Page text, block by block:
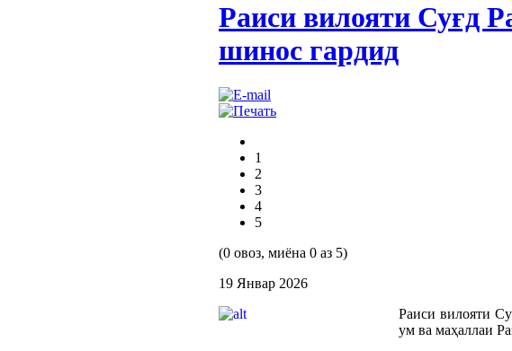
Раиси вилояти Суғд
шинос гардид
1
2
3
4
5
(0 овоз, миёна 0 аз 5)
19 Январ 2026
Раиси вилояти
ум ва маҳаллаи